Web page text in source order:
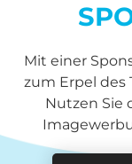
Mit einer
zum Erpel des
Nutzen Sie